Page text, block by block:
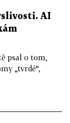
AI
psal o tom,
„tvrdé“,